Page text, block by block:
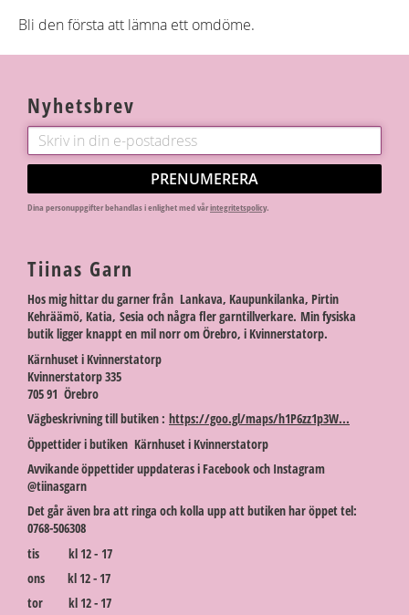
Bli den första att lämna ett omdöme.
Nyhetsbrev
PRENUMERERA
Dina personuppgifter behandlas i enlighet med vårintegritetspolicy.
Tiinas Garn
Hos mig hittar du garner från Lankava, Kaupunkilanka, Pirtin
Kehräämö, Katia, Sesia och några fler garntillverkare. Min fysiska
butik ligger knappt en mil norr om Örebro, i Kvinnerstatorp.
Kärnhuset i Kvinnerstatorp
Kvinnerstatorp 335
705 91 Örebro
Vägbeskrivning till butiken : https://goo.gl/maps/h1P6zz1p3W...
Öppettider i butiken Kärnhuset i Kvinnerstatorp
Avvikande öppettider uppdateras i Facebook och Instagram
@tiinasgarn
Det går även bra att ringa och kolla upp att butiken har öppet tel:
0768-506308
tis kl 12 - 17
ons kl 12 - 17
tor kl 12 - 17